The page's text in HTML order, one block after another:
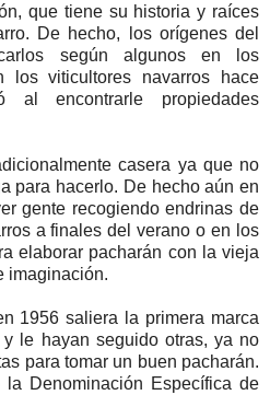
que tiene su historia y raíces
De hecho, los orígenes del
según algunos en los
los viticultores navarros hace
encontrarle propiedades
casera ya que no
para hacerlo. De hecho aún en
gente recogiendo endrinas de
a finales del verano o en los
elaborar pacharán con la vieja
imaginación.
1956 saliera la primera marca
le hayan seguido otras, ya no
para tomar un buen pacharán.
Denominación Específica de